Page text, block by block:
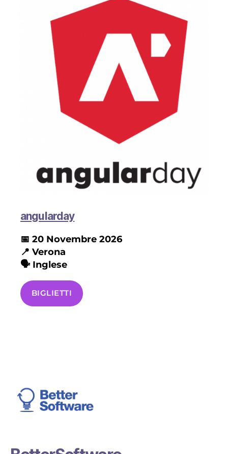
angularday
📅 20 Novembre 2026
📍 Verona
🗣️ Inglese
BIGLIETTI